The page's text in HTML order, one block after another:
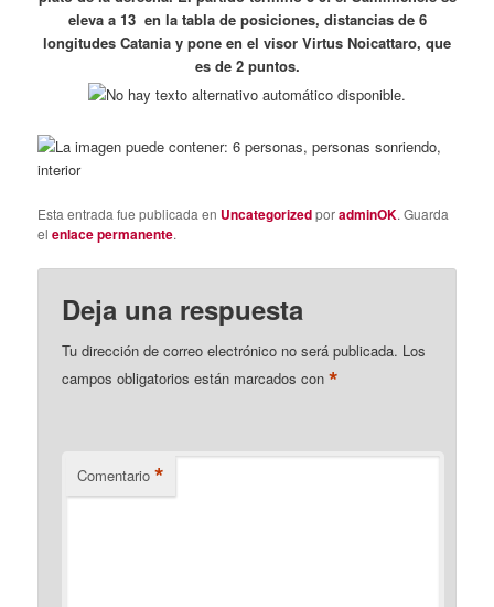
eleva a 13 en la tabla de posiciones, distancias de 6
longitudes Catania y pone en el visor Virtus Noicattaro, que
es de 2 puntos.
Esta entrada fue publicada en UncategorizedporadminOK. Guarda
elenlace permanente.
Deja una respuesta
Tu dirección de correo electrónico no será publicada. Los
campos obligatorios están marcados con*
Comentario *